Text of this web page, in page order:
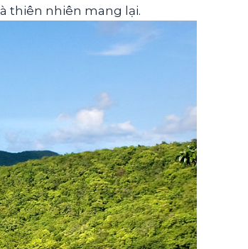
thiên nhiên mang lại.